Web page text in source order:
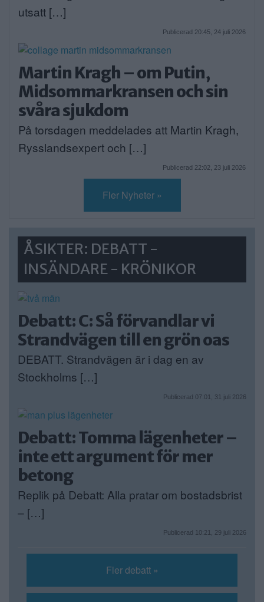
utsatt […]
Publicerad 20:45, 24 juli 2026
Martin Kragh – om Putin,
Midsommarkransen och sin
svåra sjukdom
På torsdagen meddelades att Martin Kragh,
Rysslandsexpert och […]
Publicerad 22:02, 23 juli 2026
Fler Nyheter »
ÅSIKTER: DEBATT -
INSÄNDARE - KRÖNIKOR
Debatt: C: Så förvandlar vi
Strandvägen till en grön oas
DEBATT. Strandvägen är i dag en av
Stockholms […]
Publicerad 07:01, 31 juli 2026
Debatt: Tomma lägenheter –
inte ett argument för mer
betong
Replik på Debatt: Alla pratar om bostadsbrist
– […]
Publicerad 10:21, 29 juli 2026
Fler debatt »